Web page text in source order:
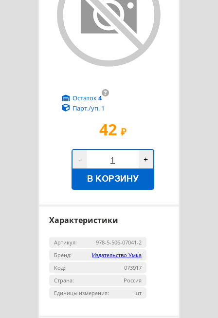
42 ₽
?
Остаток4
Парт./уп. 1
- +
В КОРЗИНУ
Характеристики
Артикул:
978-5-506-07041-2
Бренд:
Издательство Умка
Код:
073917
Страна:
Россия
Единицы измерения:
шт